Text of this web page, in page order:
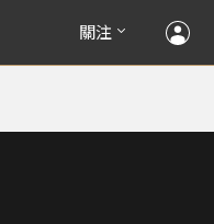
關注